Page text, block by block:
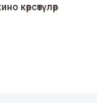
көрсөтүлөр